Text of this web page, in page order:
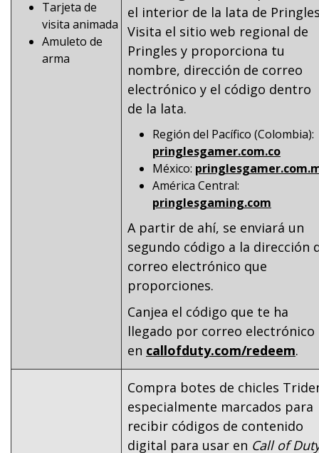
Tarjeta de
visita animada
Amuleto de
arma
el interior de la lata de
Visita el sitio web regional de
Pringles y proporciona tu
nombre, dirección de correo
electrónico y el código dentro
de la lata.
Región del Pacífico (Colombia):
pringlesgamer.com.co
México:
América Central:
pringlesgaming.com
A partir de ahí, se enviará un
segundo código a la dirección
correo electrónico que
proporciones.
Canjea el código que te ha
llegado por correo electrónico
en callofduty.com/redeem.
Compra botes de chicles
especialmente marcados para
recibir códigos de contenido
digital para usar en Call of